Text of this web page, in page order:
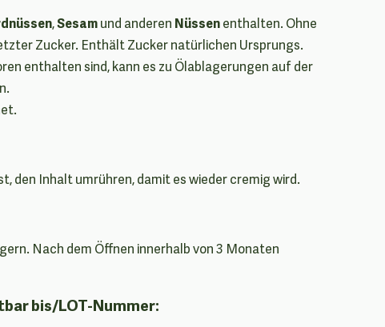
,Sesamund anderen Nüssenenthalten. Ohne
Zucker. Enthält Zucker natürlichen Ursprungs.
enthalten sind, kann es zu Ölablagerungen auf der
den Inhalt umrühren, damit es wieder cremig wird.
Nach dem Öffnen innerhalb von 3 Monaten
bis/LOT-Nummer: